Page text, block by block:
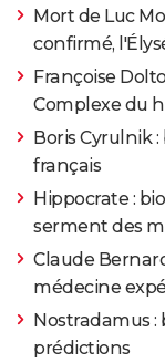
Mort de Luc
confirmé,
Françoise
Complexe du
Boris Cyrulnik
français
Hippocrate :
serment des
Claude
médecine
Nostradamus
prédictions